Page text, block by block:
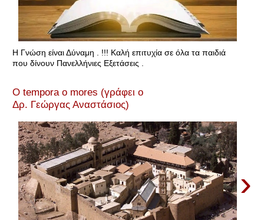
Η Γνώση είναι Δύναμη . !!! Καλή επιτυχία σε όλα τα παιδιά
που δίνουν Πανελλήνιες Εξετάσεις .
O tempora o mores (γράφει ο
Δρ. Γεώργας Αναστάσιος)
›